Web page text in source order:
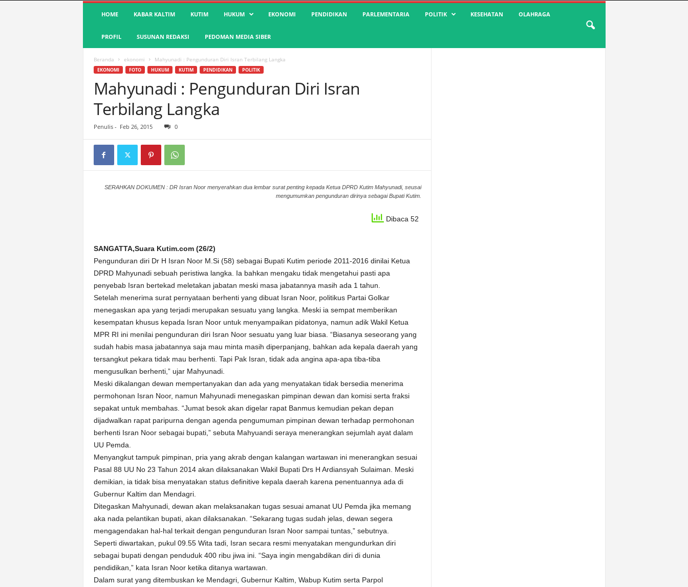
S
a
HOME KABAR KALTIM KUTIM HUKUM EKONOMI PENDIDIKAN PARLEMENTARIA POLITIK KESEHATAN OLAHRAGA
PROFIL SUSUNAN REDAKSI PEDOMAN MEDIA SIBER
Beranda ekonomi Mahyunadi : Pengunduran Diri Isran Terbilang Langka
EKONOMI FOTO HUKUM KUTIM PENDIDIKAN POLITIK
Mahyunadi : Pengunduran Diri Isran
Terbilang Langka
Penulis - Feb 26, 2015 0
SERAHKAN DOKUMEN : DR Isran Noor menyerahkan dua lembar surat penting kepada Ketua DPRD Kutim Mahyunadi, seusai
mengumumkan pengunduran dirinya sebagai Bupati Kutim.
Dibaca 52
SANGATTA,Suara Kutim.com (26/2)
Pengunduran diri Dr H Isran Noor M.Si (58) sebagai Bupati Kutim periode 2011-2016 dinilai Ketua
DPRD Mahyunadi sebuah peristiwa langka. Ia bahkan mengaku tidak mengetahui pasti apa
penyebab Isran bertekad meletakan jabatan meski masa jabatannya masih ada 1 tahun.
Setelah menerima surat pernyataan berhenti yang dibuat Isran Noor, politikus Partai Golkar
menegaskan apa yang terjadi merupakan sesuatu yang langka. Meski ia sempat memberikan
kesempatan khusus kepada Isran Noor untuk menyampaikan pidatonya, namun adik Wakil Ketua
MPR RI ini menilai pengunduran diri Isran Noor sesuatu yang luar biasa. “Biasanya seseorang yang
sudah habis masa jabatannya saja mau minta masih diperpanjang, bahkan ada kepala daerah yang
tersangkut pekara tidak mau berhenti. Tapi Pak Isran, tidak ada angina apa-apa tiba-tiba
mengusulkan berhenti,” ujar Mahyunadi.
Meski dikalangan dewan mempertanyakan dan ada yang menyatakan tidak bersedia menerima
permohonan Isran Noor, namun Mahyunadi menegaskan pimpinan dewan dan komisi serta fraksi
sepakat untuk membahas. “Jumat besok akan digelar rapat Banmus kemudian pekan depan
dijadwalkan rapat paripurna dengan agenda pengumuman pimpinan dewan terhadap permohonan
berhenti Isran Noor sebagai bupati,” sebuta Mahyuandi seraya menerangkan sejumlah ayat dalam
UU Pemda.
Menyangkut tampuk pimpinan, pria yang akrab dengan kalangan wartawan ini menerangkan sesuai
Pasal 88 UU No 23 Tahun 2014 akan dilaksanakan Wakil Bupati Drs H Ardiansyah Sulaiman. Meski
demikian, ia tidak bisa menyatakan status definitive kepala daerah karena penentuannya ada di
Gubernur Kaltim dan Mendagri.
Ditegaskan Mahyunadi, dewan akan melaksanakan tugas sesuai amanat UU Pemda jika memang
aka nada pelantikan bupati, akan dilaksanakan. “Sekarang tugas sudah jelas, dewan segera
mengagendakan hal-hal terkait dengan pengunduran Isran Noor sampai tuntas,” sebutnya.
Seperti diwartakan, pukul 09.55 Wita tadi, Isran secara resmi menyatakan mengundurkan diri
sebagai bupati dengan penduduk 400 ribu jiwa ini. “Saya ingin mengabdikan diri di dunia
pendidikan,” kata Isran Noor ketika ditanya wartawan.
Dalam surat yang ditembuskan ke Mendagri, Gubernur Kaltim, Wabup Kutim serta Parpol